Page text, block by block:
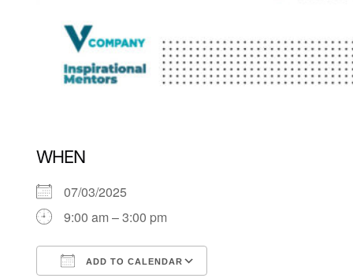
WHEN
07/03/2025
9:00 am – 3:00 pm
ADD TO CALENDAR